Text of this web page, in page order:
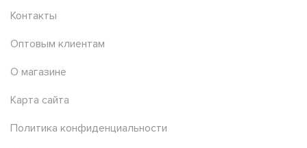
Контакты
Оптовым клиентам
О магазине
Карта сайта
Политика конфиденциальности